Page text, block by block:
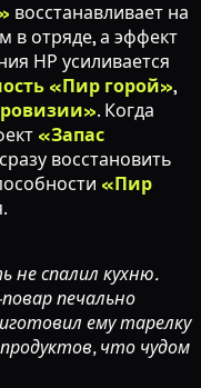
восстанавливает на
в отряде, а эффект
НР усиливается
«Пир горой»,
. Когда
«Запас
восстановить
«Пир
не спалил кухню.
печально
ему тарелку
что чудом